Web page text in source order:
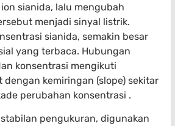
ion sianida, lalu mengubah
menjadi sinyal listrik.
sianida, semakin besar
yang terbaca. Hubungan
konsentrasi mengikuti
dengan kemiringan (slope) sekitar
perubahan konsentrasi .
pengukuran, digunakan